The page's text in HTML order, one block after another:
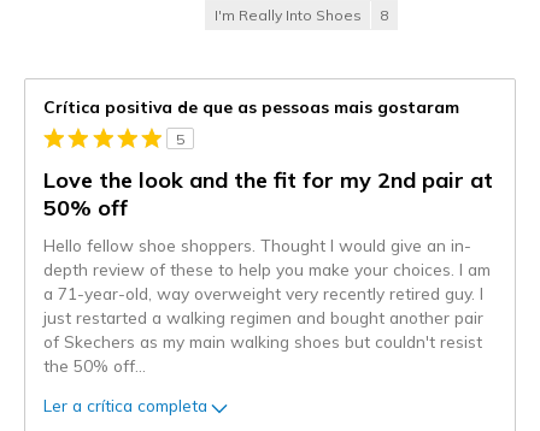
I'm Really Into Shoes 8
Crítica positiva de que as pessoas mais gostaram
5
Love the look and the fit for my 2nd pair at
50% off
Hello fellow shoe shoppers. Thought I would give an in-
depth review of these to help you make your choices. I am
a 71-year-old, way overweight very recently retired guy. I
just restarted a walking regimen and bought another pair
of Skechers as my main walking shoes but couldn't resist
the 50% off
Ler a crítica completa